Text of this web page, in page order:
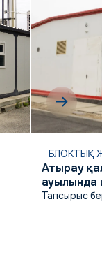
БЛОКТЫҚ
Атырау
ауылында
Тапсырыс